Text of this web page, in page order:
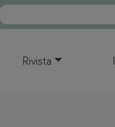
Rivista